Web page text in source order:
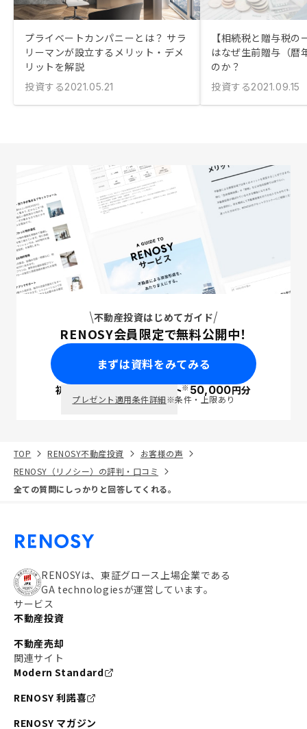
プライベートカンパニーとは？ サラ
リーマンが設立するメリット・デメ
リットを解説
投資する2021.05.21
【相続税と贈与税
はなぜ生前贈与（暦
のか？
投資する2021.09.15
不動産投資はじめてガイド
RENOSY会員限定で無料公開中！
まずは資料をみてみる
初回面談で ポイント※50,000円分
プレゼント適用条件詳細※条件・上限あり
TOP RENOSY不動産投資
お客様の声
RENOSY（リノシー）の評判・口コミ
全ての質問にしっかりと回答してくれる。
RENOSYは、東証グロース上場企業である
GA technologiesが運営しています。
サービス
不動産投資
不動産売却
関連サイト
Modern Standard
RENOSY 利諾喜
RENOSY マガジン